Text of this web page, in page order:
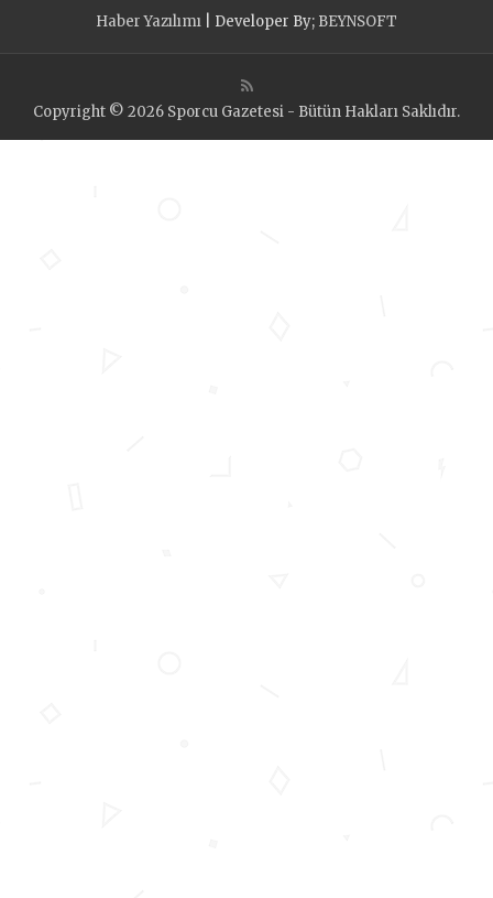
Haber Yazılımı | Developer By; BEYNSOFT
Copyright © 2026 Sporcu Gazetesi - Bütün Hakları Saklıdır.